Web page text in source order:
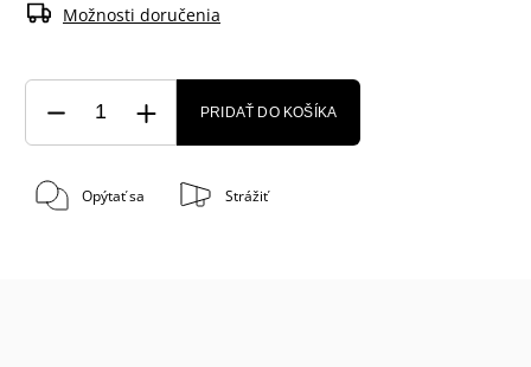
Možnosti doručenia
PRIDAŤ DO KOŠÍKA
Opýtať sa Strážiť